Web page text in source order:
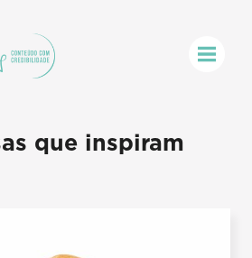
que inspiram